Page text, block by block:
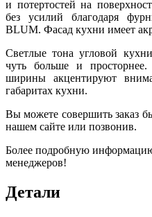
и потертостей на
без усилий благодаря
BLUM. Фасад кухни имеет
Светлые тона угловой
чуть больше и
ширины акцентируют
габаритах кухни.
Вы можете совершить заказ
нашем сайте или позвонив.
Более подробную
менеджеров!
Детали